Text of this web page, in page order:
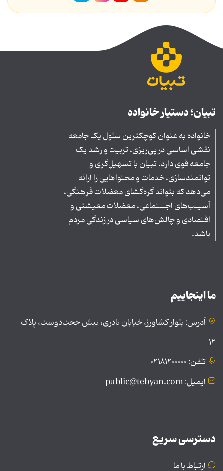
تبیان؛ دستیار خانواده
خانواده به عنوان کوچکترین سلول یک جامعه
نقشی اساسی در پی‌ریزی، تربیت و رشد یک
جامعه قوی دارد. تبیان با تسهیل‌گری و
توانمندسازی، خدمات و محتواهایی را ارائه
می‌دهد که بتواند گره‌گشای معضلات فرهنگی،
آسیـب‌های اجــتماعی، معضلات معیشتی و
اقتصادی و چالش‌های سیاسی در زندگی مردم
باشد.
ما اینجاییم
آدرس: بلوار کشاورز، خیابان نادری، نبش حجت‌دوست، پلاک
۱۲
تلفن: ۰۲۱۸۱۲۰۰۰۰۰
ایمیل: public@tebyan.com
دسترسی سریع
ارتباط با ما